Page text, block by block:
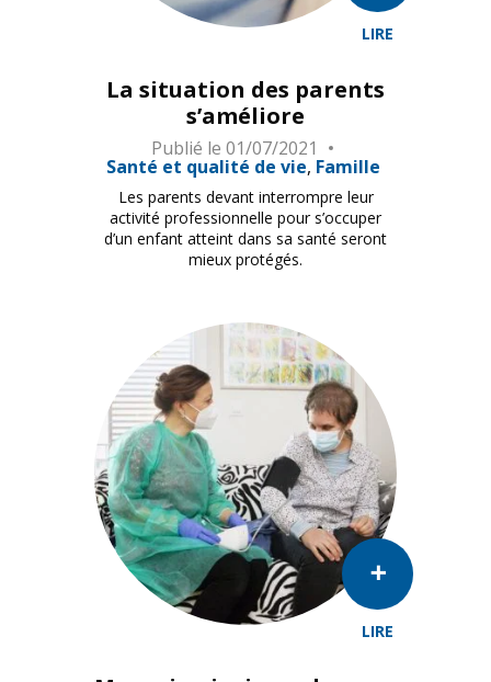
LIRE
La situation des parents
s’améliore
Publié le 01/07/2021
Santé et qualité de vie Famille
Les parents devant interrompre leur
activité professionnelle pour s’occuper
d’un enfant atteint dans sa santé seront
mieux protégés.
LIRE